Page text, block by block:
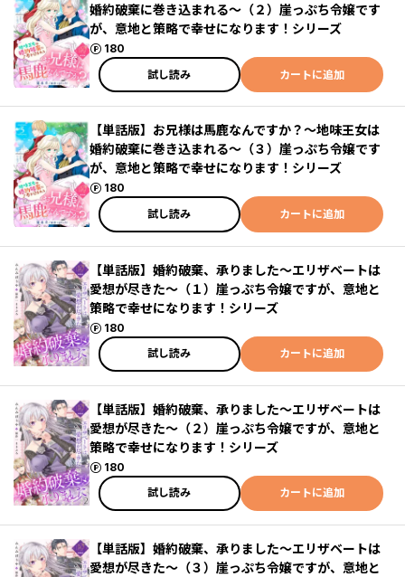
婚約破棄に巻き込まれる～（２）崖っぷち令嬢です
が、意地と策略で幸せになります！シリーズ
180
ポイント
試し読み
カートに追加
【単話版】お兄様は馬鹿なんですか？～地味王女は
婚約破棄に巻き込まれる～（３）崖っぷち令嬢です
が、意地と策略で幸せになります！シリーズ
180
ポイント
試し読み
カートに追加
【単話版】婚約破棄、承りました～エリザベートは
愛想が尽きた～（１）崖っぷち令嬢ですが、意地と
策略で幸せになります！シリーズ
180
ポイント
試し読み
カートに追加
【単話版】婚約破棄、承りました～エリザベートは
愛想が尽きた～（２）崖っぷち令嬢ですが、意地と
策略で幸せになります！シリーズ
180
ポイント
試し読み
カートに追加
【単話版】婚約破棄、承りました～エリザベートは
愛想が尽きた～（３）崖っぷち令嬢ですが、意地と